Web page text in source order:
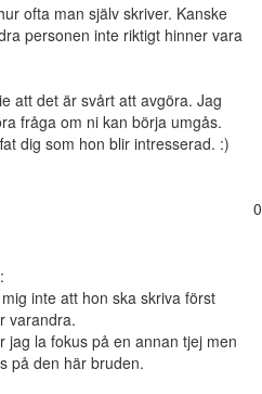
ofta man själv skriver. Kanske
personen inte riktigt hinner vara
att det är svårt att avgöra. Jag
fråga om ni kan börja umgås.
dig som hon blir intresserad. :)
0
inte att hon ska skriva först
varandra.
jag la fokus på en annan tjej men
på den här bruden.